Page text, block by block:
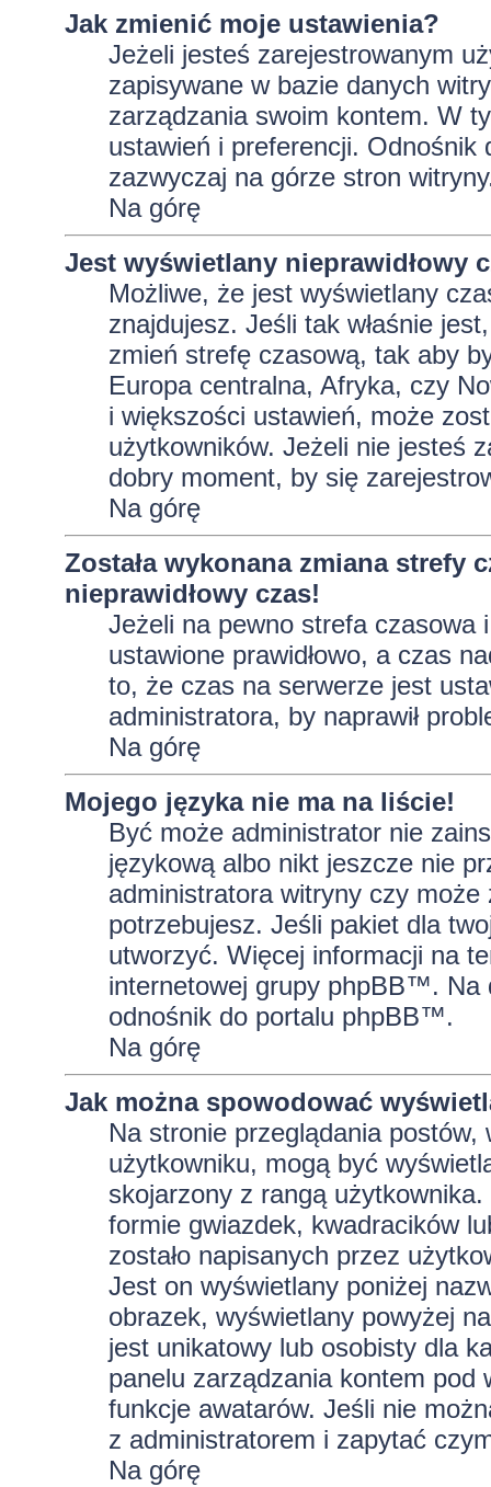
Jak zmienić moje ustawienia?
Jeżeli jesteś zarejestrowanym
zapisywane w bazie danych
zarządzania swoim kontem. W
ustawień i preferencji.
zazwyczaj na górze stron
Na górę
Jest wyświetlany nieprawidłowy
Możliwe, że jest wyświetlany
znajdujesz. Jeśli tak właśnie
zmień strefę czasową, tak aby
Europa centralna, Afryka, czy
i większości ustawień, może
użytkowników. Jeżeli nie jesteś
dobry moment, by się
Na górę
Została wykonana zmiana strefy
nieprawidłowy czas!
Jeżeli na pewno strefa czasowa
ustawione prawidłowo, a czas
to, że czas na serwerze jest
administratora, by naprawił
Na górę
Mojego języka nie ma na liście!
Być może administrator nie
językową albo nikt jeszcze nie
administratora witryny czy
potrzebujesz. Jeśli pakiet dla
utworzyć. Więcej informacji na
internetowej grupy phpBB™. Na
odnośnik do portalu phpBB™.
Na górę
Jak można spowodować
Na stronie przeglądania
użytkowniku, mogą być
skojarzony z rangą
formie gwiazdek, kwadracików
zostało napisanych przez
Jest on wyświetlany poniżej
obrazek, wyświetlany powyżej
jest unikatowy lub osobisty dla
panelu zarządzania kontem pod
funkcje awatarów. Jeśli nie
z administratorem i zapytać
Na górę